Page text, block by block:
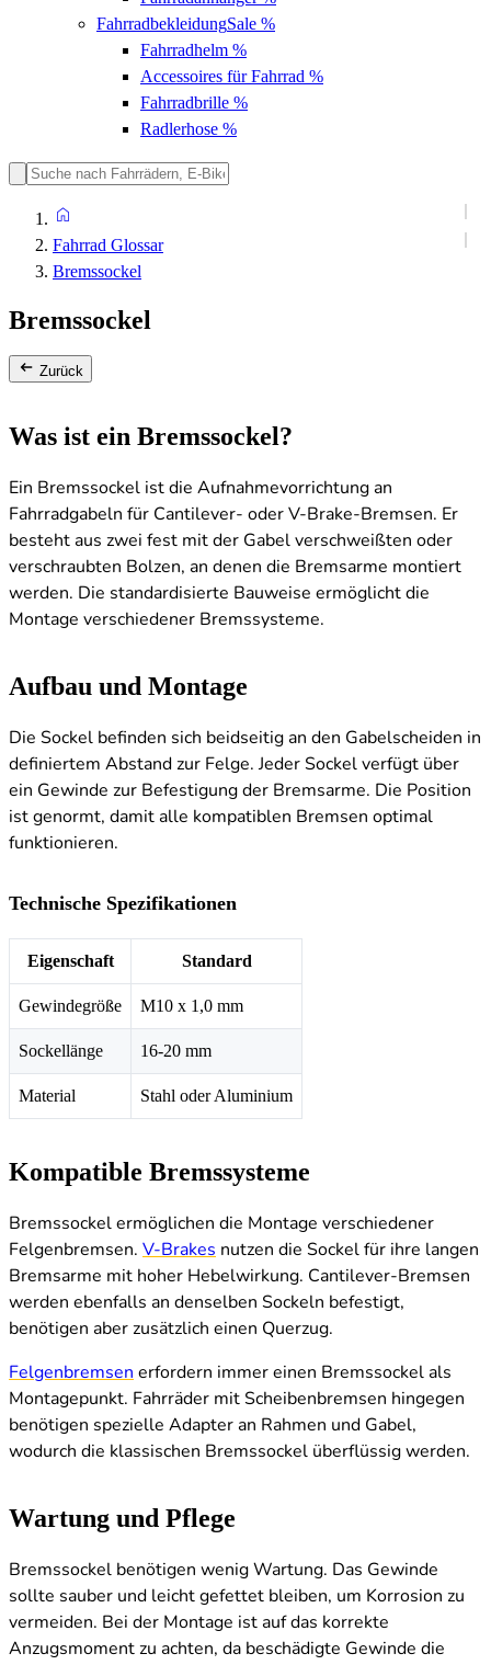
FahrradbekleidungSale %
Fahrradhelm %
Accessoires für Fahrrad %
Fahrradbrille %
Radlerhose %
Fahrrad Glossar
Bremssockel
Bremssockel
Zurück
Was ist ein Bremssockel?
Ein Bremssockel ist die Aufnahmevorrichtung an
Fahrradgabeln für Cantilever- oder V-Brake-Bremsen. Er
besteht aus zwei fest mit der Gabel verschweißten oder
verschraubten Bolzen, an denen die Bremsarme montiert
werden. Die standardisierte Bauweise ermöglicht die
Montage verschiedener Bremssysteme.
Aufbau und Montage
Die Sockel befinden sich beidseitig an den Gabelscheiden in
definiertem Abstand zur Felge. Jeder Sockel verfügt über
ein Gewinde zur Befestigung der Bremsarme. Die Position
ist genormt, damit alle kompatiblen Bremsen optimal
funktionieren.
Technische Spezifikationen
Eigenschaft Standard
Gewindegröße M10 x 1,0 mm
Sockellänge 16-20 mm
Material Stahl oder Aluminium
Kompatible Bremssysteme
Bremssockel ermöglichen die Montage verschiedener
Felgenbremsen. V-Brakes nutzen die Sockel für ihre langen
Bremsarme mit hoher Hebelwirkung. Cantilever-Bremsen
werden ebenfalls an denselben Sockeln befestigt,
benötigen aber zusätzlich einen Querzug.
Felgenbremsen erfordern immer einen Bremssockel als
Montagepunkt. Fahrräder mit Scheibenbremsen hingegen
benötigen spezielle Adapter an Rahmen und Gabel,
wodurch die klassischen Bremssockel überflüssig werden.
Wartung und Pflege
Bremssockel benötigen wenig Wartung. Das Gewinde
sollte sauber und leicht gefettet bleiben, um Korrosion zu
vermeiden. Bei der Montage ist auf das korrekte
Anzugsmoment zu achten, da beschädigte Gewinde die